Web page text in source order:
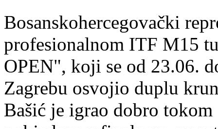
Bosanskohercegovački
profesionalnom ITF M15
OPEN", koji se od 23.06.
Zagrebu osvojio duplu
Bašić je igrao dobro